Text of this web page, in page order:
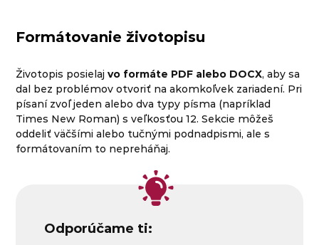
Formátovanie životopisu
Životopis posielajvo formáte PDF alebo DOCX, aby sa
dal bez problémov otvoriť na akomkoľvek zariadení. Pri
písaní zvoľ jeden alebo dva typy písma (napríklad
Times New Roman) s veľkosťou 12. Sekcie môžeš
oddeliť väčšími alebo tučnými podnadpismi, ale s
formátovaním to nepreháňaj.
Odporúčame ti: